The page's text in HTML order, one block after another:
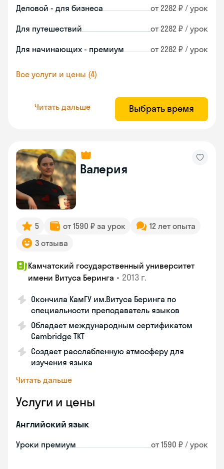
Деловой - для бизнеса от 2282 ₽ / урок
Для путешествий от 2282 ₽ / урок
Для начинающих - премиум от 2282 ₽ / урок
Все услуги и цены (4)
Читать дальше Выбрать время
Валерия
5 от 1590 ₽ за урок
12 лет опыта
3 отзыва
Камчатский государственный университет
имени Витуса Беринга • 2013 г.
Окончила КамГУ им.Витуса Беринга по
специальности преподаватель языков
Обладает международным сертификатом
Cambridge TKT
Создает расслабленную атмосферу для
изучения языка
Читать дальше
Услуги и цены
Английский язык
Уроки премиум от 1590 ₽ / урок